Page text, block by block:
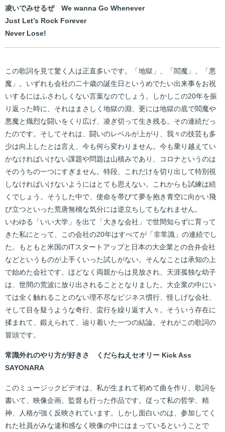
凌いでみせるぜ We wanna Go Whenever
Just Let’s Rock Forever
Never Lose!
この歌詞を見て驚く人は正直多いです。「地獄」、「閻魔」、「悪
魔」。いずれも会社の二十歳の誕生日というめでたい出来事をお祝
いするにはふさわしくない言葉なのでしょう。しかしこの20年を振
り返った時に、それはまさしく地獄の淵、更には地獄の底で閻魔や
悪魔と熾烈な闘いをくり広げ、凌ぎ切って生き残る。その連続だっ
たのです。そしてそれは、闘いのレベルが上がり、我々の技芸も多
少は向上したとは言え、今も何ら変わりません。今も乗り越えてい
かなければいけない課題や問題は山積みであり、コロナというのは
そのうちの一つにすぎません。特段、これだけを切り出して特別視
しなければいけないようにはとても思えない。これからも試練は続
くでしょう。そうした中で、使命を帯びて夢を抱き青空に向かい飛
び立つといった荒唐無稽な気分には逆立ちしてもなれません。
いわゆる「いい大学」を出て「大きな会社」で世間知らずに育って
きた私にとって、この会社の20年はすべてが「非常識」の連続でし
た。もともと米国のITスタートアップと日本の大企業との合弁会社
などというものが上手くいった試しがない。そんなことは承知の上
で始めた会社です。ほどなく両親からは見放され、天涯孤独な幼子
は、世間の荒波に放り出されることとなりました。大企業の中にい
ては全く触れることのない理不尽なビジネス慣行、怪しげな会社、
そして目を疑うような奇行、蛮行を繰り返す人々。そういう存在に
揉まれて、鍛えられて、辿り着いた一つの結論。それがこの歌詞の
冒頭です。
常識外れのやり方が好きさ くだらねえセオリー Kick Ass
SAYONARA
このミュージックビデオは、私が生まれて初めて曲を作り、歌詞を
書いて、映像企画、監督も行った作品です。従って私の哲学、精
神、人格が強く反映されています。しかし面白いのは、参加してく
れた社員がみな違和感なく映像の中にはまっているということで